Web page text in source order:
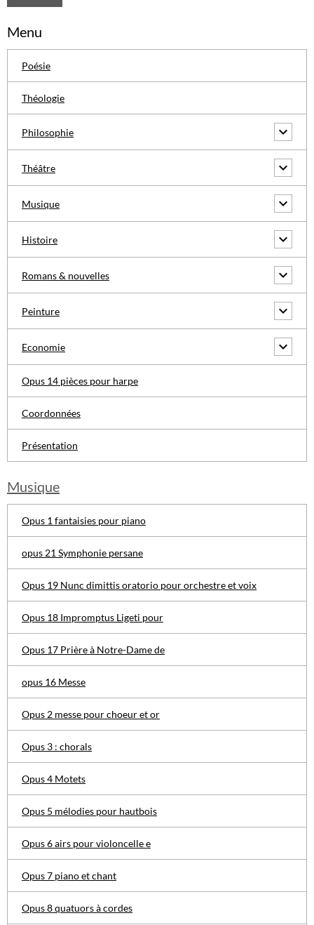
Menu
Poésie
Théologie
Philosophie
Théâtre
Musique
Histoire
Romans & nouvelles
Peinture
Economie
Opus 14 pièces pour harpe
Coordonnées
Présentation
Musique
Opus 1 fantaisies pour piano
opus 21 Symphonie persane
Opus 19 Nunc dimittis oratorio pour orchestre et voix
Opus 18 Impromptus Ligeti pour
Opus 17 Prière à Notre-Dame de
opus 16 Messe
Opus 2 messe pour choeur et or
Opus 3 : chorals
Opus 4 Motets
Opus 5 mélodies pour hautbois
Opus 6 airs pour violoncelle e
Opus 7 piano et chant
Opus 8 quatuors à cordes